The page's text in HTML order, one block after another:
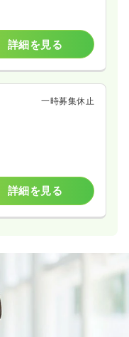
詳細を見る
一時募集休止
詳細を見る